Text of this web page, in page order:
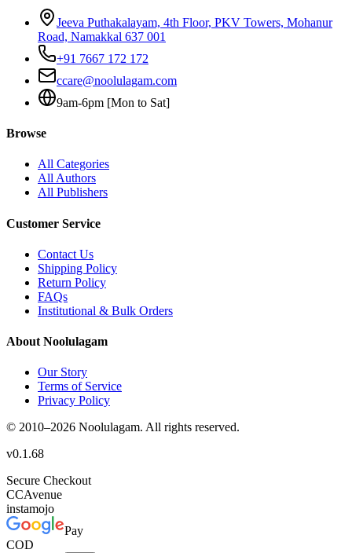
Jeeva Puthakalayam, 4th Floor, PKV Towers, Mohanur
Road, Namakkal 637 001
+91 7667 172 172
ccare@noolulagam.com
9am-6pm [Mon to Sat]
Browse
All Categories
All Authors
All Publishers
Customer Service
Contact Us
Shipping Policy
Return Policy
FAQs
Institutional & Bulk Orders
About Noolulagam
Our Story
Terms of Service
Privacy Policy
© 2010–2026 Noolulagam. All rights reserved.
v0.1.68
Secure Checkout
CCAvenue
instamojo
Pay
COD